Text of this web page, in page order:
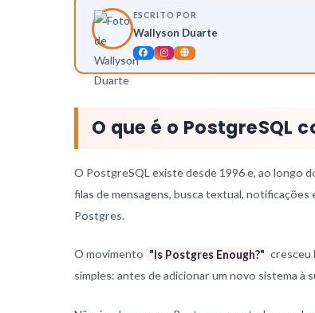
ESCRITO POR
Wallyson Duarte
O que é o PostgreSQL
O PostgreSQL existe desde 1996 e, ao longo
filas de mensagens, busca textual,
Postgres.
O movimento "Is Postgres Enough?" cresceu
simples: antes de adicionar um novo sistema